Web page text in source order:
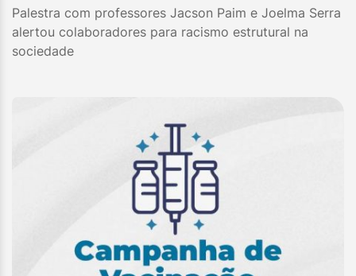
Palestra com professores Jacson Paim e Joelma Serra
alertou colaboradores para racismo estrutural na
sociedade